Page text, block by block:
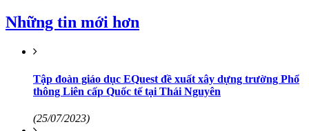
Những tin mới hơn
Tập đoàn giáo dục EQuest đề xuất xây dựng trường Phổ
thông Liên cấp Quốc tế tại Thái Nguyên
(25/07/2023)